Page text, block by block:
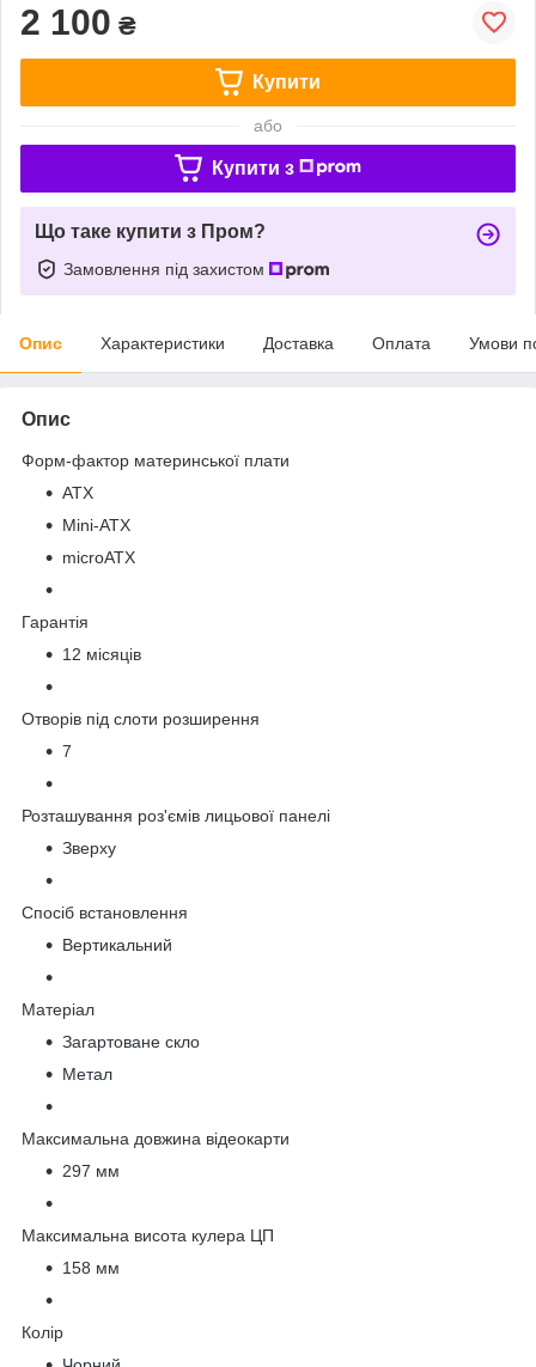
2 100 ₴
Купити
або
Купити з
Що таке купити з Пром?
Замовлення під захистом
Опис Характеристики Доставка Оплата Умови
Опис
Форм-фактор материнської плати
ATX
Mini-ATX
microATX
Гарантія
12 місяців
Отворів під слоти розширення
7
Розташування роз'ємів лицьової панелі
Зверху
Спосіб встановлення
Вертикальний
Матеріал
Загартоване скло
Метал
Максимальна довжина відеокарти
297 мм
Максимальна висота кулера ЦП
158 мм
Колір